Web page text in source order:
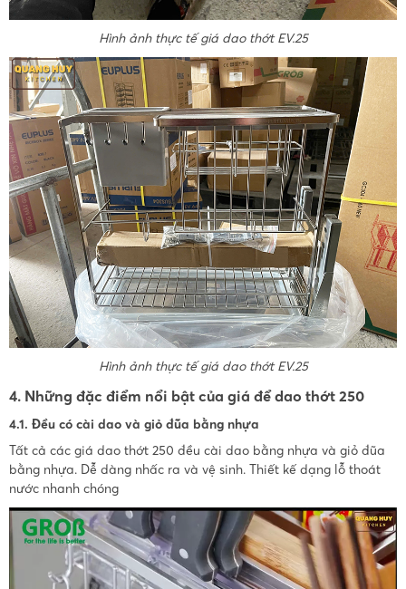
Hình ảnh thực tế giá dao thớt EV.25
Hình ảnh thực tế giá dao thớt EV.25
4. Những đặc điểm nổi bật của giá để dao thớt 250
4.1. Đều có cài dao và giỏ đũa bằng nhựa
Tất cả các giá dao thớt 250 đều cài dao bằng nhựa và giỏ đũa
bằng nhựa. Dễ dàng nhấc ra và vệ sinh. Thiết kế dạng lỗ thoát
nước nhanh chóng